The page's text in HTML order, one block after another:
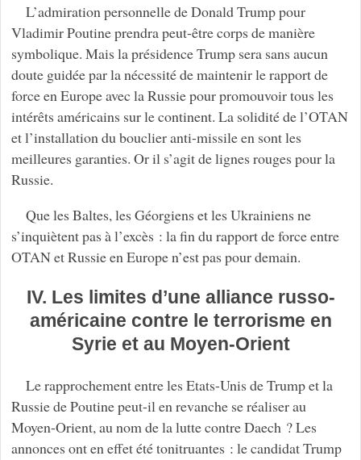
L’admiration personnelle de Donald Trump pour
Vladimir Poutine prendra peut-être corps de manière
symbolique. Mais la présidence Trump sera sans aucun
doute guidée par la nécessité de maintenir le rapport de
force en Europe avec la Russie pour promouvoir tous les
intérêts américains sur le continent. La solidité de l’OTAN
et l’installation du bouclier anti-missile en sont les
meilleures garanties. Or il s’agit de lignes rouges pour la
Russie.
Que les Baltes, les Géorgiens et les Ukrainiens ne
s’inquiètent pas à l’excès : la fin du rapport de force entre
OTAN et Russie en Europe n’est pas pour demain.
IV. Les limites d’une alliance russo-
américaine contre le terrorisme en
Syrie et au Moyen-Orient
Le rapprochement entre les Etats-Unis de Trump et la
Russie de Poutine peut-il en revanche se réaliser au
Moyen-Orient, au nom de la lutte contre Daech ? Les
annonces ont en effet été tonitruantes : le candidat Trump